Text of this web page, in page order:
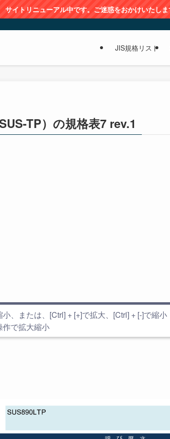
サイトリニューアル中です。ご迷惑をおかけいたしま
JIS規格リスト
TP）の規格表7 rev.1
、または、[Ctrl] + [+]で拡大、[Ctrl] + [-]で縮小
作で拡大縮小